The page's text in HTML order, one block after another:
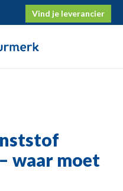
Vind je leverancier
waar moet